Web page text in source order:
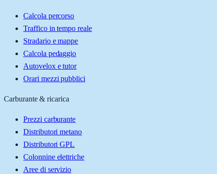
Calcola percorso
Traffico in tempo reale
Stradario e mappe
Calcola pedaggio
Autovelox e tutor
Orari mezzi pubblici
Carburante & ricarica
Prezzi carburante
Distributori metano
Distributori GPL
Colonnine elettriche
Aree di servizio